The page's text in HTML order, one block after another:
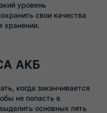
уровень
свои качества
хранении.
АКБ
когда заканчивается
не попасть в
основных пять